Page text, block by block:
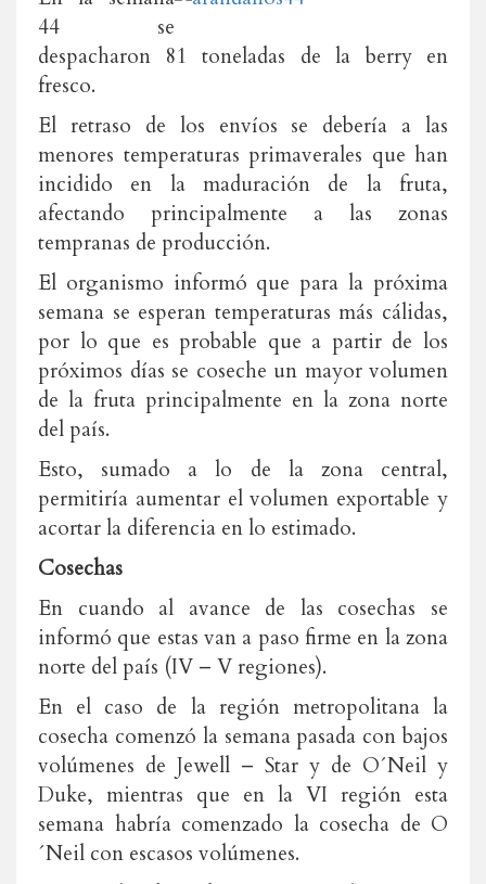
44 se
despacharon 81 toneladas de la berry en
fresco.
El retraso de los envíos se debería a las
menores temperaturas primaverales que han
incidido en la maduración de la fruta,
afectando principalmente a las zonas
tempranas de producción.
El organismo informó que para la próxima
semana se esperan temperaturas más cálidas,
por lo que es probable que a partir de los
próximos días se coseche un mayor volumen
de la fruta principalmente en la zona norte
del país.
Esto, sumado a lo de la zona central,
permitiría aumentar el volumen exportable y
acortar la diferencia en lo estimado.
Cosechas
En cuando al avance de las cosechas se
informó que estas van a paso firme en la zona
norte del país (IV – V regiones).
En el caso de la región metropolitana la
cosecha comenzó la semana pasada con bajos
volúmenes de Jewell – Star y de O´Neil y
Duke, mientras que en la VI región esta
semana habría comenzado la cosecha de O
´Neil con escasos volúmenes.